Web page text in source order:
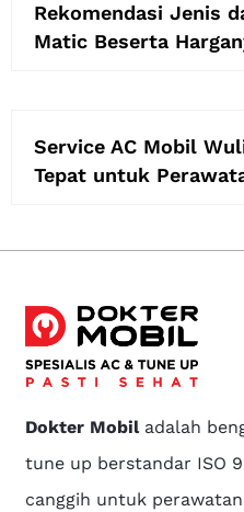
Rekomendasi Jenis
Matic Beserta
Service AC Mobil
Tepat untuk
Dokter Mobiladalah
tune up berstandar ISO
canggih untuk